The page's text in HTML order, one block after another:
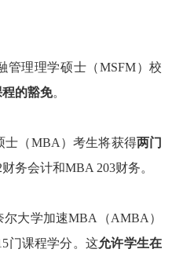
管理理学硕士（MSFM）校
的豁免。
士（MBA）考生将获得两门
务会计和MBA 203财务。
大学加速MBA（AMBA）
门课程学分。这允许学生在